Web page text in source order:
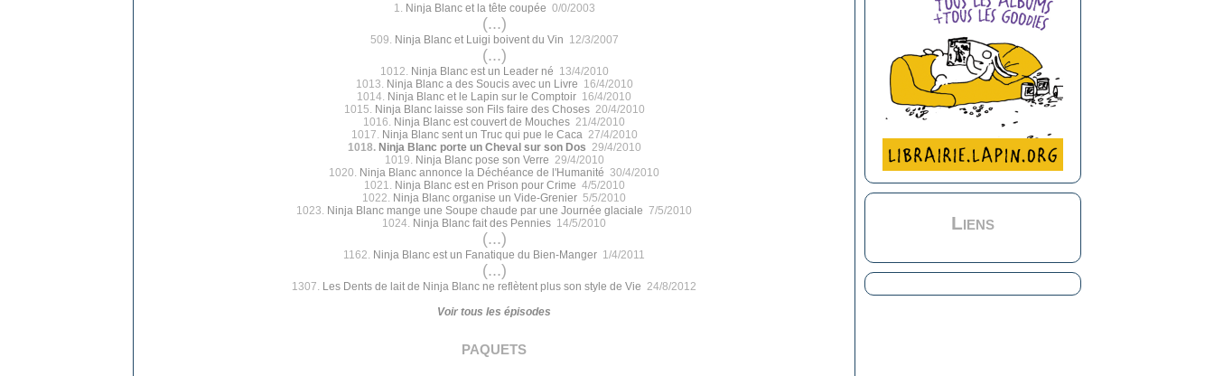
1. Ninja Blanc et la tête coupée 0/0/2003
(...)
509. Ninja Blanc et Luigi boivent du Vin 12/3/2007
(...)
1012. Ninja Blanc est un Leader né 13/4/2010
1013. Ninja Blanc a des Soucis avec un Livre 16/4/2010
1014. Ninja Blanc et le Lapin sur le Comptoir 16/4/2010
1015. Ninja Blanc laisse son Fils faire des Choses20/4/2010
1016. Ninja Blanc est couvert de Mouches 21/4/2010
1017. Ninja Blanc sent un Truc qui pue le Caca 27/4/2010
1018. Ninja Blanc porte un Cheval sur son Dos 29/4/2010
1019. Ninja Blanc pose son Verre 29/4/2010
1020. Ninja Blanc annonce la Déchéance de l'Humanité 30/4/2010
1021.
Ninja Blanc est en Prison pour Crime 4/5/2010
1022. Ninja Blanc organise un Vide-Grenier 5/5/2010
1023. Ninja Blanc mange une Soupe chaude par une Journée glaciale 7/5/2010
1024. Ninja Blanc fait des Pennies 14/5/2010
(...)
1162. Ninja Blanc est un Fanatique du Bien-Manger 1/4/2011
(...)
1307. Les Dents de lait de Ninja Blanc ne reflètent plus son style de Vie 24/8/2012
Voir tous les épisodes
paquets
Liens